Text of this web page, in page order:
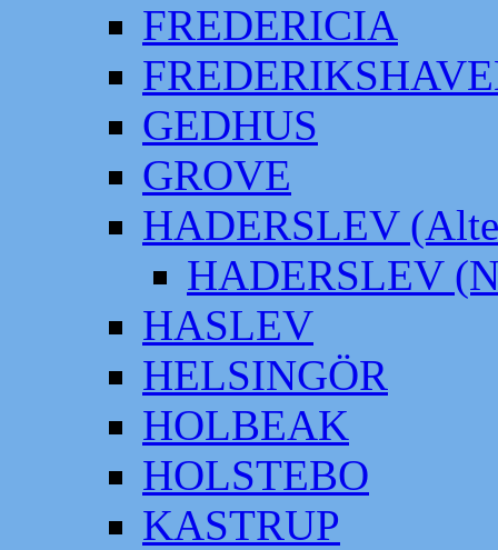
FREDERICIA
GEDHUS
GROVE
HADERSLEV
HADERSLEV
HASLEV
HELSINGÖR
HOLBEAK
HOLSTEBO
KASTRUP